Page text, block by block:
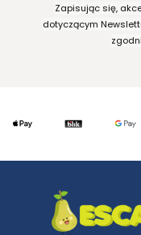
Zapisując się,
dotyczącym